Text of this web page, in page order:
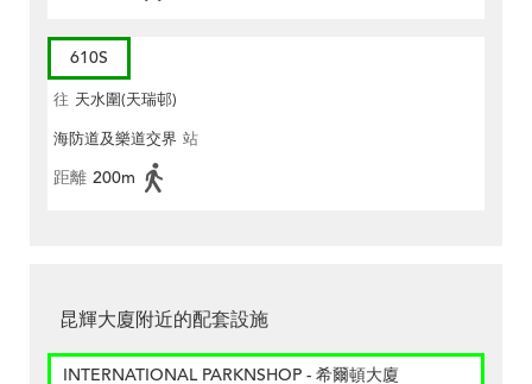
610S
往 天水圍(天瑞邨)
海防道及樂道交界 站
距離 200m
昆輝大廈附近的配套設施
INTERNATIONAL PARKNSHOP - 希爾頓大廈